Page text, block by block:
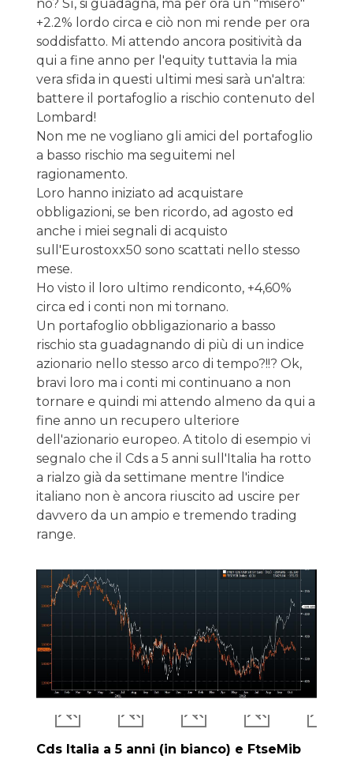
no? Sì, si guadagna, ma per ora un "misero"
+2.2% lordo circa e ciò non mi rende per ora
soddisfatto. Mi attendo ancora positività da
qui a fine anno per l'equity tuttavia la mia
vera sfida in questi ultimi mesi sarà un'altra:
battere il portafoglio a rischio contenuto del
Lombard!
Non me ne vogliano gli amici del portafoglio
a basso rischio ma seguitemi nel
ragionamento.
Loro hanno iniziato ad acquistare
obbligazioni, se ben ricordo, ad agosto ed
anche i miei segnali di acquisto
sull'Eurostoxx50 sono scattati nello stesso
mese.
Ho visto il loro ultimo rendiconto, +4,60%
circa ed i conti non mi tornano.
Un portafoglio obbligazionario a basso
rischio sta guadagnando di più di un indice
azionario nello stesso arco di tempo?!!? Ok,
bravi loro ma i conti mi continuano a non
tornare e quindi mi attendo almeno da qui a
fine anno un recupero ulteriore
dell'azionario europeo. A titolo di esempio vi
segnalo che il Cds a 5 anni sull'Italia ha rotto
a rialzo già da settimane mentre l'indice
italiano non è ancora riuscito ad uscire per
davvero da un ampio e tremendo trading
range.
Cds Italia a 5 anni (in bianco) e FtseMib